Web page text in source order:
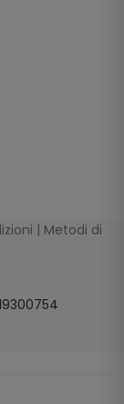
| Metodi di